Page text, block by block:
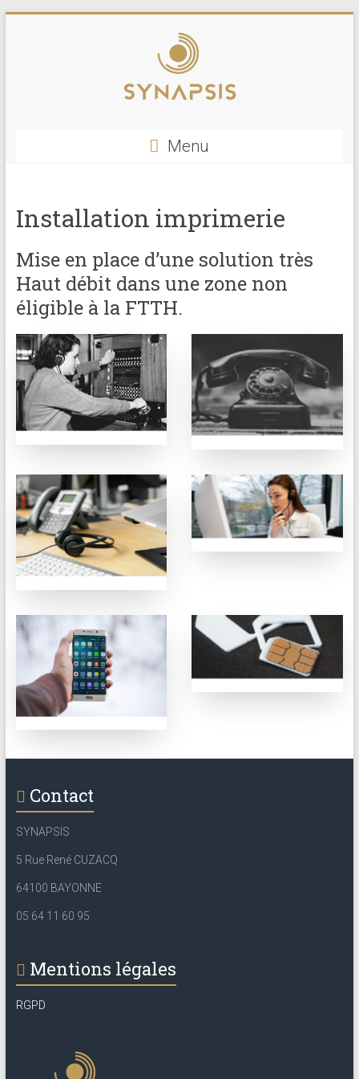
SYNAPSIS
TELECOM
PROXIMITE
Menu
Installation imprimerie
Mise en place d’une solution très
Haut débit dans une zone non
éligible à la FTTH.
test 1 Test 2
Test 3
Test 4
Test 6
Contact
SYNAPSIS
5 Rue René CUZACQ
64100 BAYONNE
05 64 11 60 95
Mentions légales
RGPD